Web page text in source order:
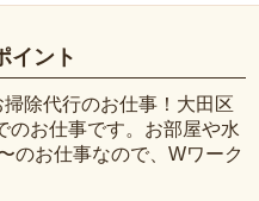
イント
除代行のお仕事！大田区
のお仕事です。お部屋や水
のお仕事なので、Wワーク